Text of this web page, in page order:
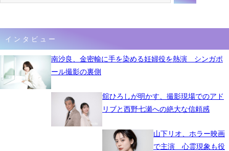
インタビュー
南沙良、金密輸に手を染める妊婦役を熱演 シンガポ
ール撮影の裏側
舘ひろしが明かす、撮影現場でのアド
リブと西野七瀬への絶大な信頼感
山下リオ、ホラー映画
で主演 心霊現象も役